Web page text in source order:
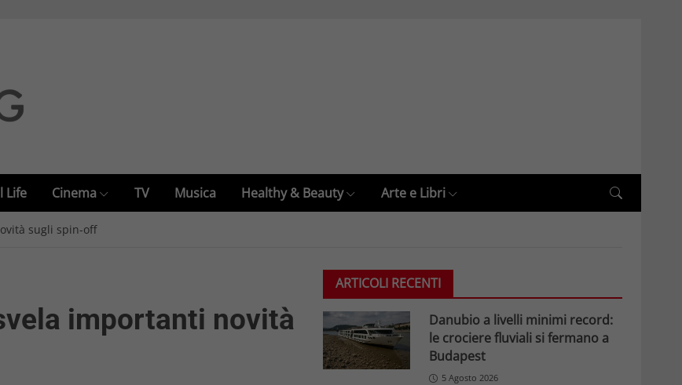
Life Cinema TV Musica Healthy & Beauty Arte e Libri
sugli spin-off
importanti novità
ARTICOLI RECENTI
Danubio a livelli minimi record:
le crociere fluviali si fermano a
Budapest
5 Agosto 2026